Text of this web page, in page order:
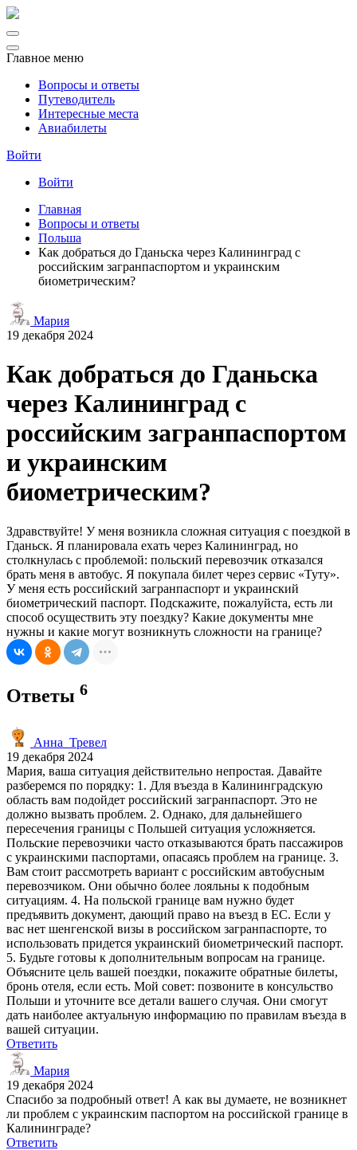
Главное меню
Вопросы и ответы
Путеводитель
Интересные места
Авиабилеты
Войти
Войти
Главная
Вопросы и ответы
Польша
Как добраться до Гданьска через Калининград с
российским загранпаспортом и украинским
биометрическим?
Мария
19 декабря 2024
Как добраться до Гданьска
через Калининград с
российским загранпаспортом
и украинским
биометрическим?
Здравствуйте! У меня возникла сложная ситуация с поездкой в
Гданьск. Я планировала ехать через Калининград, но
столкнулась с проблемой: польский перевозчик отказался
брать меня в автобус. Я покупала билет через сервис «Туту».
У меня есть российский загранпаспорт и украинский
биометрический паспорт. Подскажите, пожалуйста, есть ли
способ осуществить эту поездку? Какие документы мне
нужны и какие могут возникнуть сложности на границе?
Ответы 6
Анна_Тревел
19 декабря 2024
Мария, ваша ситуация действительно непростая. Давайте
разберемся по порядку: 1. Для въезда в Калининградскую
область вам подойдет российский загранпаспорт. Это не
должно вызвать проблем. 2. Однако, для дальнейшего
пересечения границы с Польшей ситуация усложняется.
Польские перевозчики часто отказываются брать пассажиров
с украинскими паспортами, опасаясь проблем на границе. 3.
Вам стоит рассмотреть вариант с российским автобусным
перевозчиком. Они обычно более лояльны к подобным
ситуациям. 4. На польской границе вам нужно будет
предъявить документ, дающий право на въезд в ЕС. Если у
вас нет шенгенской визы в российском загранпаспорте, то
использовать придется украинский биометрический паспорт.
5. Будьте готовы к дополнительным вопросам на границе.
Объясните цель вашей поездки, покажите обратные билеты,
бронь отеля, если есть. Мой совет: позвоните в консульство
Польши и уточните все детали вашего случая. Они смогут
дать наиболее актуальную информацию по правилам въезда в
вашей ситуации.
Ответить
Мария
19 декабря 2024
Спасибо за подробный ответ! А как вы думаете, не возникнет
ли проблем с украинским паспортом на российской границе в
Калининграде?
Ответить